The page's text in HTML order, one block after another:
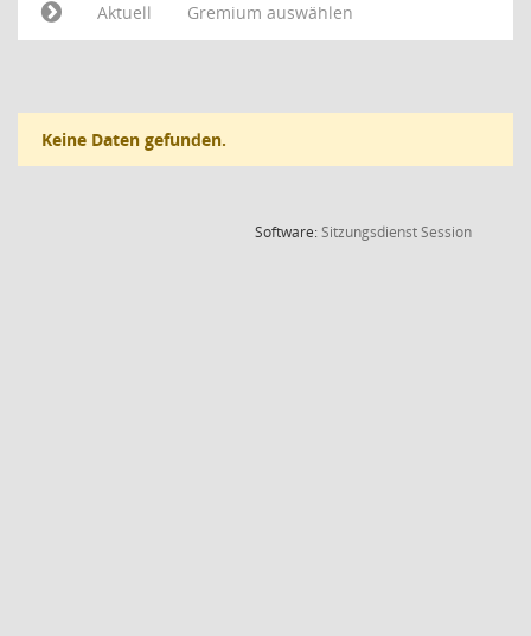
Aktuell
Gremium auswählen
Keine Daten gefunden.
Software:SitzungsdienstSession(Wird in